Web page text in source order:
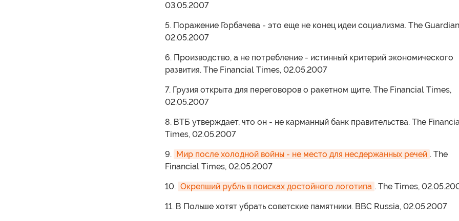
03.05.2007
5. Поражение Горбачева - это еще не конец идеи социализма. The
02.05.2007
6. Производство, а не потребление - истинный критерий экономического
развития. The Financial Times, 02.05.2007
7. Грузия открыта для переговоров о ракетном щите. The Financial Times,
02.05.2007
8. ВТБ утверждает, что он - не карманный банк правительства. The
Times, 02.05.2007
9. Мир после холодной войны - не место для несдержанных речей . The
Financial Times, 02.05.2007
10. Окрепший рубль в поисках достойного логотипа . The Times,
11. В Польше хотят убрать советские памятники. BBC Russia, 02.05.2007